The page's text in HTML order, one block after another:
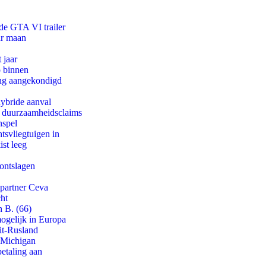
GTA VI trailer
maan
jaar
binnen
aangekondigd
aanval
in
leeg
Ceva
B. (66)
in Europa
Rusland
aan